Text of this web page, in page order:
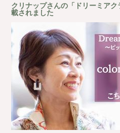
クリナップさんの「ドリーミア
載されました